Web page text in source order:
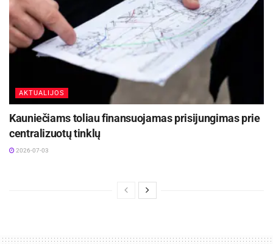
AKTUALIJOS
Kauniečiams toliau finansuojamas prisijungimas prie
centralizuotų tinklų
2026-07-03